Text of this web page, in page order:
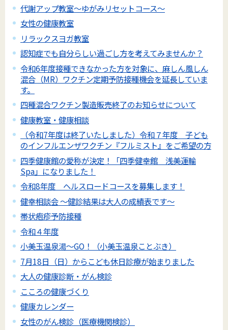
代謝アップ教室～ゆがみリセットコース～
女性の健康教室
リラックスヨガ教室
認知症でも自分らしい過ごし方を考えてみませんか？
令和6年度接種できなかった方を対象に、麻しん風しん
混合（MR）ワクチン定期予防接種機会を延長していま
す。
四種混合ワクチン製造販売終了のお知らせについて
健康教室・健康相談
（令和7年度は終了いたしました）令和７年度 子ども
のインフルエンザワクチン『フルミスト』をご希望の方
四季健康館の愛称が決定！「四季健幸館 浅美運輸
Spa」になりました！
令和8年度 ヘルスロードコースを募集します！
健幸相談会 ～健診結果は大人の成績表です～
帯状疱疹予防接種
令和４年度
小美玉温泉湯～GO！（小美玉温泉ことぶき）
7月18日（日）からこども休日診療が始まりました
大人の健康診断・がん検診
こころの健康づくり
健康カレンダー
女性のがん検診（医療機関検診）